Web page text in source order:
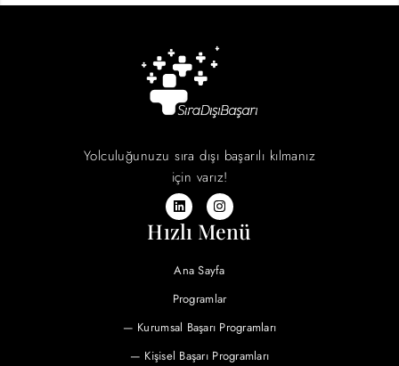
Yolculuğunuzu sıra dışı başarılı kılmanız
için varız!
Hızlı Menü
Ana Sayfa
Programlar
— Kurumsal Başarı Programları
— Kişisel Başarı Programları